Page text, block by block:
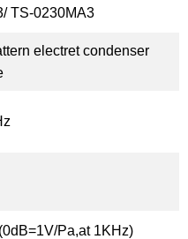
TS-0230MA3
electret condenser
Pa,at 1KHz)